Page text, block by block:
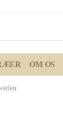
OM OS